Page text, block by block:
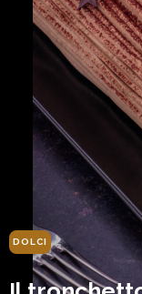
DOLCI